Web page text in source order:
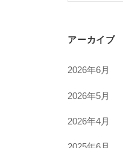
アーカイブ
2026年6月
2026年5月
2026年4月